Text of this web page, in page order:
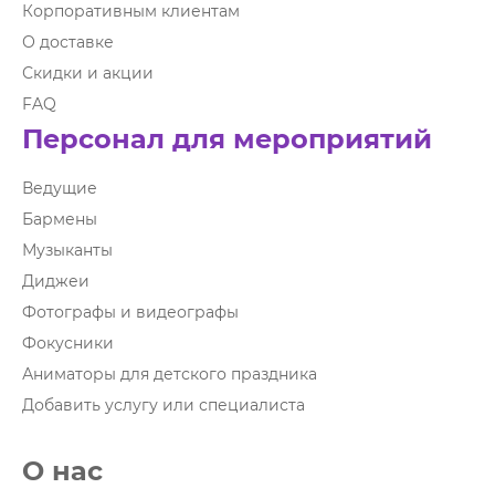
Корпоративным клиентам
О доставке
Скидки и акции
FAQ
Персонал для мероприятий
Ведущие
Бармены
Музыканты
Диджеи
Фотографы и видеографы
Фокусники
Аниматоры для детского праздника
Добавить услугу или специалиста
О нас